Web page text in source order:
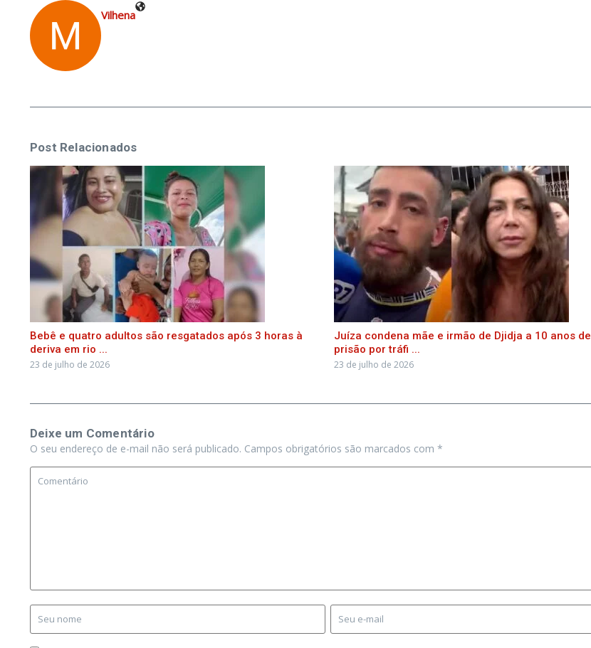
Vilhena
Post Relacionados
Bebê e quatro adultos são resgatados após 3 horas à
deriva em rio ...
23 de julho de 2026
Juíza condena mãe e irmão de Djidja a 10 anos de
prisão por tráfi ...
23 de julho de 2026
Deixe um Comentário
O seu endereço de e-mail não será publicado. Campos obrigatórios são marcados com *